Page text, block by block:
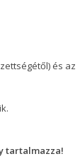
és az
tartalmazza!